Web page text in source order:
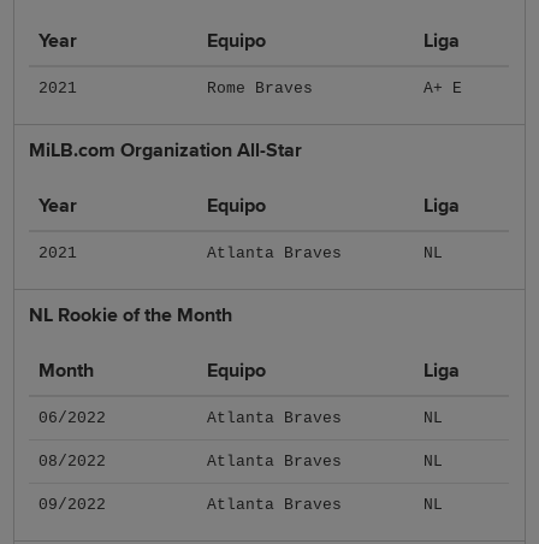
Year Equipo Liga
2021 Rome Braves A+ E
MiLB.com Organization All-Star
Year Equipo Liga
2021 Atlanta Braves NL
NL Rookie of the Month
Month Equipo Liga
06/2022 Atlanta Braves NL
08/2022 Atlanta Braves NL
09/2022 Atlanta Braves NL